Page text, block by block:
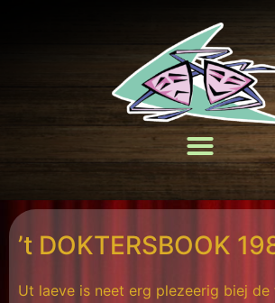
’t DOKTERSBOOK
Ut laeve is neet erg plezeerig biej de